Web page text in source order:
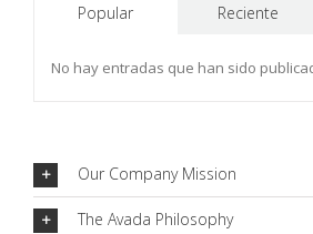
Popular
Reciente
No hay entradas que han sido
Our Company Mission
The Avada Philosophy